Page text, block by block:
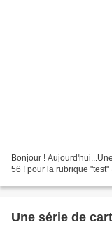
Bonjour !
56 ! pour la rubrique "test"
Une série de